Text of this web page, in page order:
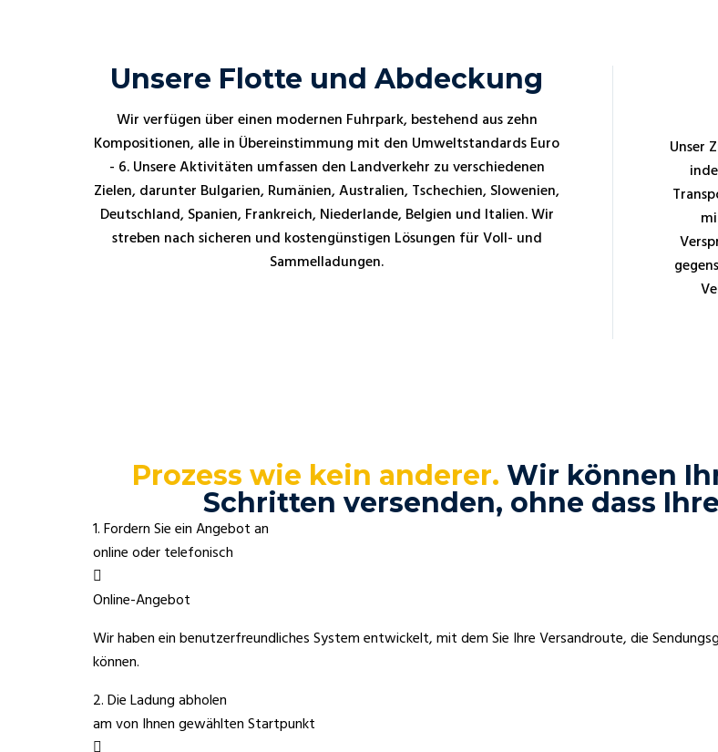
Unsere Flotte und Abdeckung
Wir verfügen über einen modernen Fuhrpark, bestehend aus zehn
Kompositionen, alle in Übereinstimmung mit den Umweltstandards Euro
- 6. Unsere Aktivitäten umfassen den Landverkehr zu verschiedenen
Zielen, darunter Bulgarien, Rumänien, Australien, Tschechien, Slowenien,
Deutschland, Spanien, Frankreich, Niederlande, Belgien und Italien. Wir
streben nach sicheren und kostengünstigen Lösungen für Voll- und
Sammelladungen.
Unser
Prozess wie kein anderer. Wir können
Schritten versenden, ohne dass
1. Fordern Sie ein Angebot an
online oder telefonisch
Online-Angebot
Wir haben ein benutzerfreundliches System entwickelt, mit dem Sie Ihre Versandroute, die
können.
2. Die Ladung abholen
am von Ihnen gewählten Startpunkt